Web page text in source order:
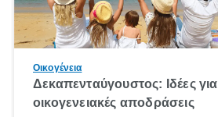
Οικογένεια
Δεκαπενταύγουστος: Ιδέες για
οικογενειακές αποδράσεις